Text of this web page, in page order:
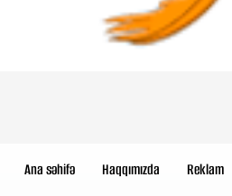
Ana səhifə Haqqımızda Reklam